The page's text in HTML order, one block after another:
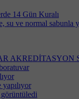
14 Gün Kuralı
su ve normal sabunla